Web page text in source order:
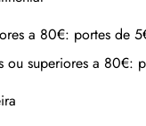
a 80€: portes de
ou superiores a 80€: